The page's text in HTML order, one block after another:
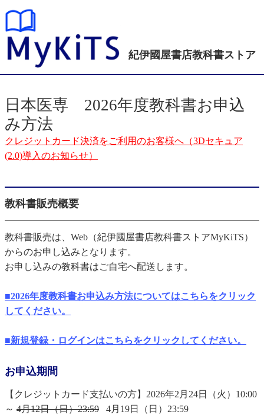
紀伊國屋書店教科書ストア
日本医専 2026年度教科書お申込
み方法
クレジットカード決済をご利用のお客様へ（3Dセキュア
(2.0)導入のお知らせ）
教科書販売概要
教科書販売は、Web（紀伊國屋書店教科書ストアMyKiTS）
からのお申し込みとなります。
お申し込みの教科書はご自宅へ配送します。
■2026年度教科書お申込み方法についてはこちらをクリック
してください。
■新規登録・ログインはこちらをクリックしてください。
お申込期間
【クレジットカード支払いの方】2026年2月24日（火）10:00
～ 4月12日（日）23:59 4月19日（日）23:59